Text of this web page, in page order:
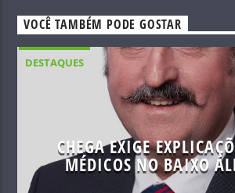
VOCÊ TAMBÉM PODE GOSTAR
DESTAQUES
CHEGA EXIGE
MÉDICOS NO BAIXO